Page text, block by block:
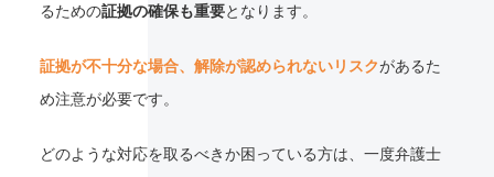
るための証拠の確保も重要となります。
証拠が不十分な場合、解除が認められないリスクがあるた
め注意が必要です。
どのような対応を取るべきか困っている方は、一度弁護士